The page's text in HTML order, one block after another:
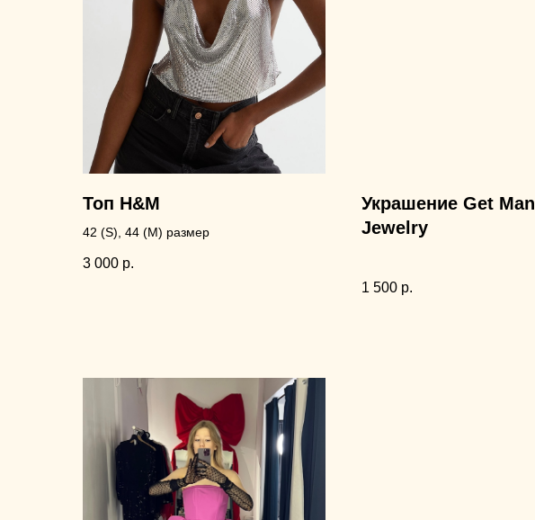
Топ H&M
42 (S), 44 (M) размер
3 000 р.
Украшение Get Man
Jewelry
1 500 р.